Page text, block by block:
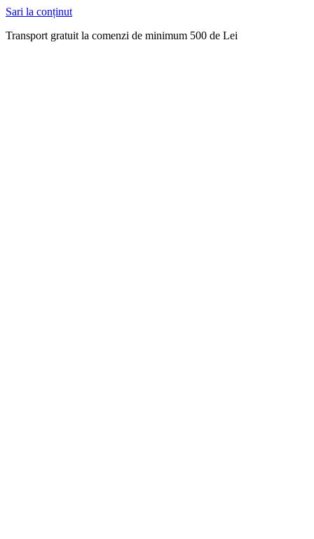
Sari la conținut
Transport gratuit la comenzi de minimum 500 de Lei